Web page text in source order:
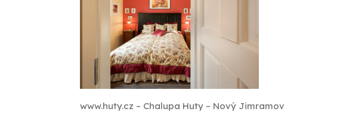
www.huty.cz – Chalupa Huty – Nový Jimramov